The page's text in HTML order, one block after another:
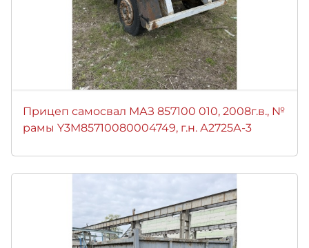
Прицеп самосвал МАЗ 857100 010, 2008г.в., №
рамы Y3M85710080004749, г.н. А2725А-3